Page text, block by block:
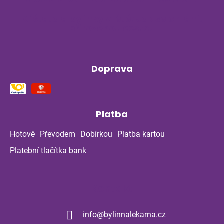
Doprava
Platba
Hotově Převodem Dobírkou
Platba kartou
Platební tlačítka bank
info@bylinnalekarna.cz